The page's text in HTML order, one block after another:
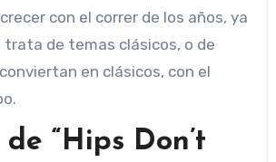
con el correr de los años, ya
trata de temas clásicos, o de
en clásicos, con el
“Hips Don’t